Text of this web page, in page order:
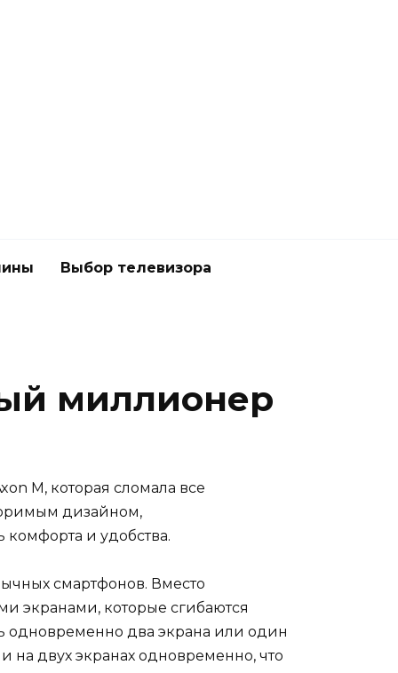
Выбор телевизора
миллионер
M, которая сломала все
дизайном,
и удобства.
смартфонов. Вместо
экранами, которые сгибаются
одновременно два экрана или один
на двух экранах одновременно, что